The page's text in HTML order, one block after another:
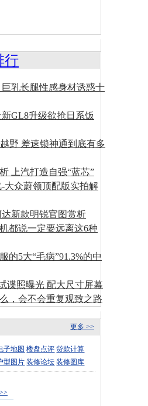
行
乳长腿性感身材诱惑十
GL8升级欲抢日系饭
野 差速锁神通到底有多
上汽打造自强“蓝芯”
大众蔚领顶配版实拍解
新款明锐官图赏析
都说一定要远离这6种
的5大“毛病”91.3%的中
谍照曝光 配大尺寸屏幕
，会不会重复观致之路
更多 >>
子地图 楼盘点评 贷款计算
型图片 装修论坛 装修图库